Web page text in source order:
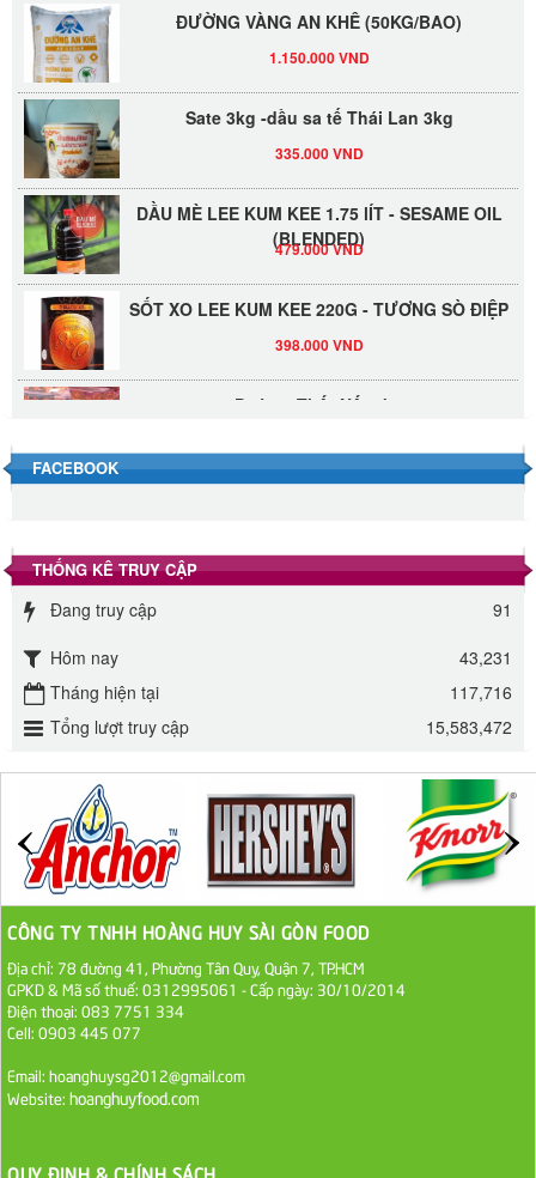
ĐƯỜNG VÀNG AN KHÊ (50KG/BAO)
1.150.000 VND
Sate 3kg -dầu sa tế Thái Lan 3kg
335.000 VND
DẦU MÈ LEE KUM KEE 1.75 lÍT - SESAME OIL
(BLENDED)
479.000 VND
SỐT XO LEE KUM KEE 220G - TƯƠNG SÒ ĐIỆP
398.000 VND
Đường Thốt Nốt 1kg
Đường phèn hạt Long An 500g
Đường phèn Long An bao 10kg
Đường mía thiên nhiên Biên Hòa gói 1kg
ĐƯỜNG SẠCH CÔ BA BIÊN HÒA 1KG
27.000 VND
Đường cát trắng An Khê bao 50kg
1.100.000 VND
Sa Tế Tôm Cholimex PET Hũ 450g
36.000 VND
Ớt Sa Tế Cholimex Hũ Thuỷ Tinh 150g
FACEBOOK
THỐNG KÊ TRUY CẬP
Đang truy cập
91
Hôm nay
43,231
Tháng hiện tại
117,716
Tổng lượt truy cập
15,583,472
CÔNG TY TNHH HOÀNG HUY SÀI GÒN FOOD
Địa chỉ: 78 đường 41, Phường Tân Quy, Quận 7, TP.HCM
GPKD & Mã số thuế: 0312995061 - Cấp ngày: 30/10/2014
Điện thoại: 083 7751 334
Cell: 0903 445 077
Email: hoanghuysg2012@gmail.com
Website: hoanghuyfood.com
QUY ĐỊNH & CHÍNH SÁCH